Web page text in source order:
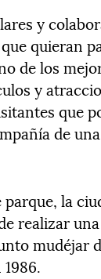
y
quieran
de los
y
que
de
la
realizar
mudéjar